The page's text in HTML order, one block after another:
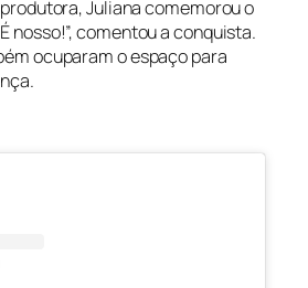
Juliana comemorou o
nosso!”, comentou a conquista.
ocuparam o espaço para